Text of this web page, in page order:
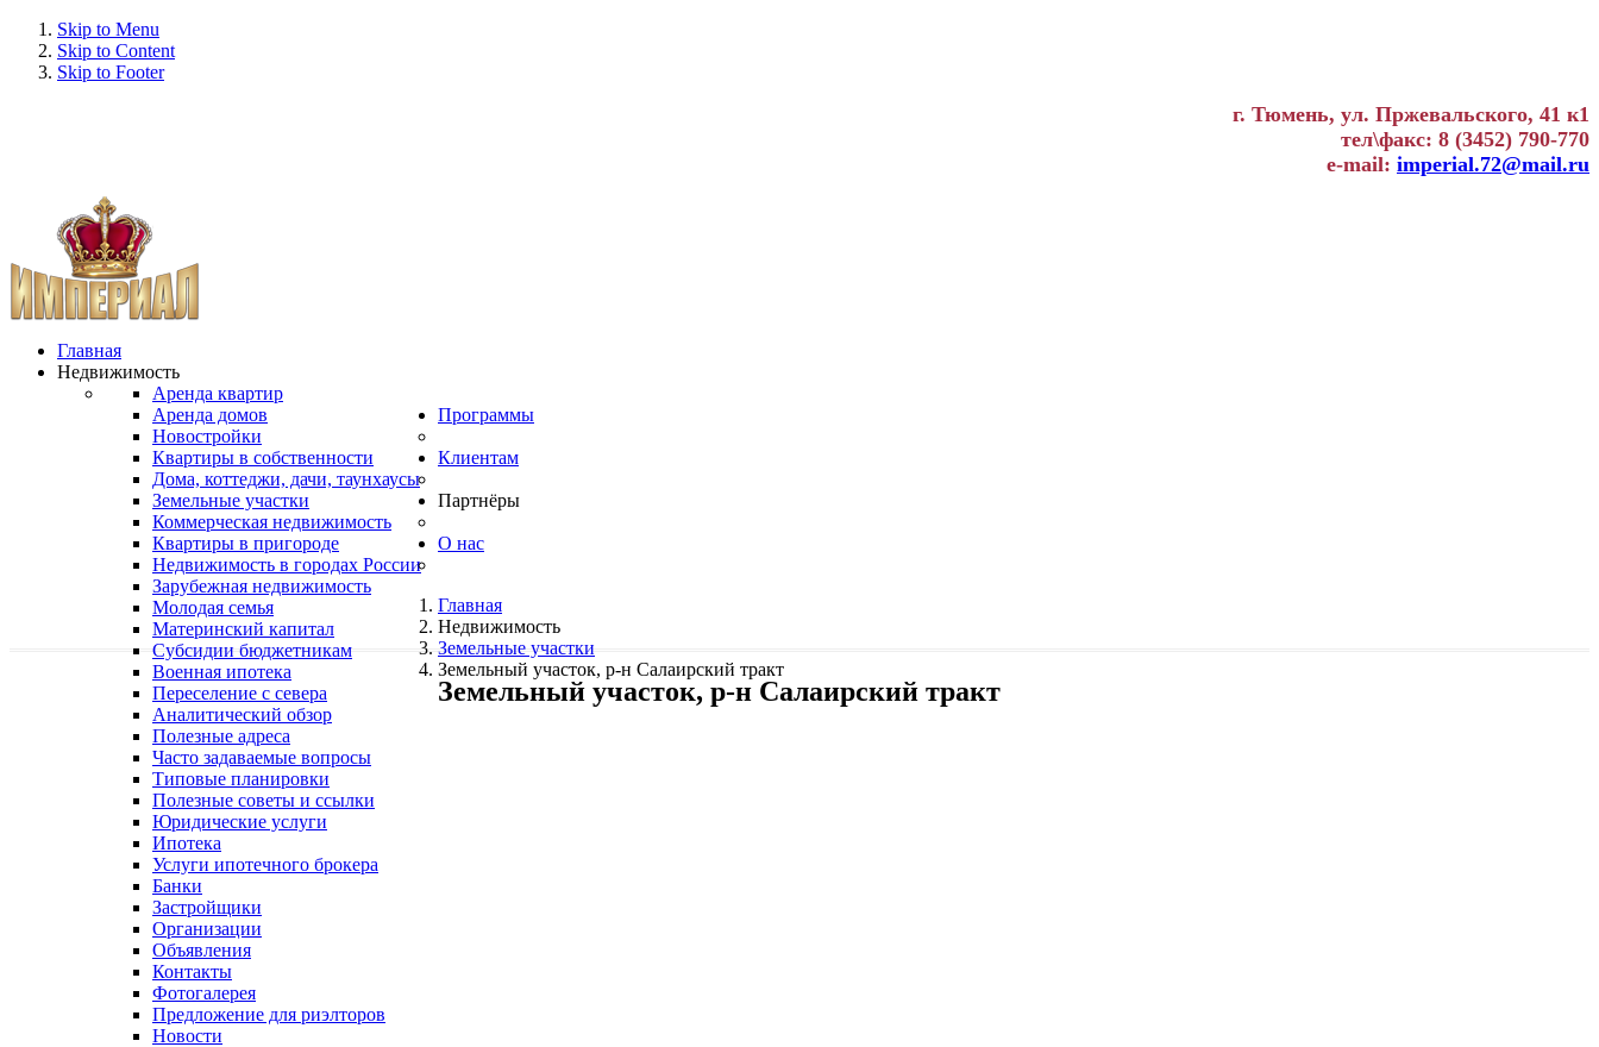
Skip to Menu
Skip to Content
Skip to Footer
г. Тюмень, ул. Пржевальского, 41 к1
тел\факс: 8 (3452) 790-770
e-mail: imperial.72@mail.ru
Главная
Недвижимость
Аренда квартир
Аренда домов
Новостройки
Квартиры в собственности
Дома, коттеджи, дачи, таунхаусы
Земельные участки
Коммерческая недвижимость
Квартиры в пригороде
Недвижимость в городах России
Зарубежная недвижимость
Программы
Молодая семья
Материнский капитал
Субсидии бюджетникам
Военная ипотека
Переселение с севера
Клиентам
Аналитический обзор
Полезные адреса
Часто задаваемые вопросы
Типовые планировки
Полезные советы и ссылки
Юридические услуги
Ипотека
Услуги ипотечного брокера
Партнёры
Банки
Застройщики
Организации
О нас
Объявления
Контакты
Фотогалерея
Предложение для риэлторов
Новости
Главная
Недвижимость
Земельные участки
Земельный участок, р-н Салаирский тракт
Земельный участок, р-н Салаирский тракт